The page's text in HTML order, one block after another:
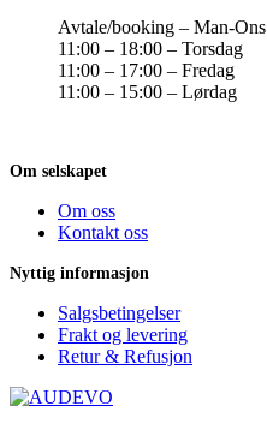
Avtale/booking – Man-Ons
11:00 – 18:00 – Torsdag
11:00 – 17:00 – Fredag
11:00 – 15:00 – Lørdag
Om selskapet
Om oss
Kontakt oss
Nyttig informasjon
Salgsbetingelser
Frakt og levering
Retur & Refusjon